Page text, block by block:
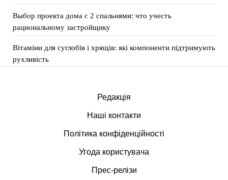
Выбор проекта дома с 2 спальнями: что учесть
рациональному застройщику
Вітаміни для суглобів і хрящів: які компоненти підтримують
рухливість
Редакція
Наші контакти
Політика конфіденційності
Угода користувача
Прес-релізи